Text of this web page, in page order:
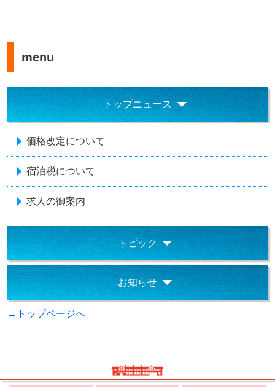
menu
トップニュース
価格改定について
宿泊税について
求人の御案内
トピック
お知らせ
→トップページへ